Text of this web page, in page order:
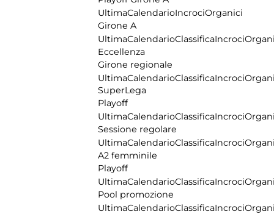
UltimaCalendarioIncrociOrganici
Girone A
UltimaCalendarioClassificaIncroci
Eccellenza
Girone regionale
UltimaCalendarioClassificaIncroci
SuperLega
Playoff
UltimaCalendarioClassificaIncroci
Sessione regolare
UltimaCalendarioClassificaIncroci
A2 femminile
Playoff
UltimaCalendarioClassificaIncroci
Pool promozione
UltimaCalendarioClassificaIncroci